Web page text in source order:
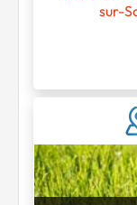
sur-